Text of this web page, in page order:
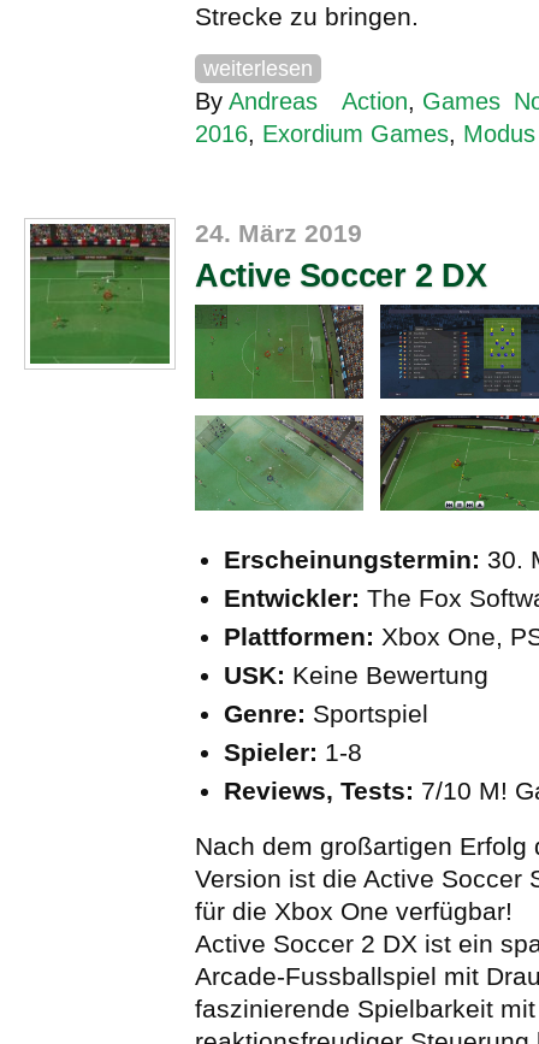
Strecke zu bringen.
weiterlesen
By Andreas Action, Games
2016, Exordium Games,
24. März 2019
Active Soccer 2 DX
Erscheinungstermin: 30.
Entwickler: The Fox
Plattformen: Xbox One,
USK: Keine Bewertung
Genre: Sportspiel
Spieler: 1-8
Reviews, Tests: 7/10 M!
Nach dem großartigen Erfolg
Version ist die Active Soccer
für die Xbox One verfügbar!
Active Soccer 2 DX ist ein
Arcade-Fussballspiel mit
faszinierende Spielbarkeit mit